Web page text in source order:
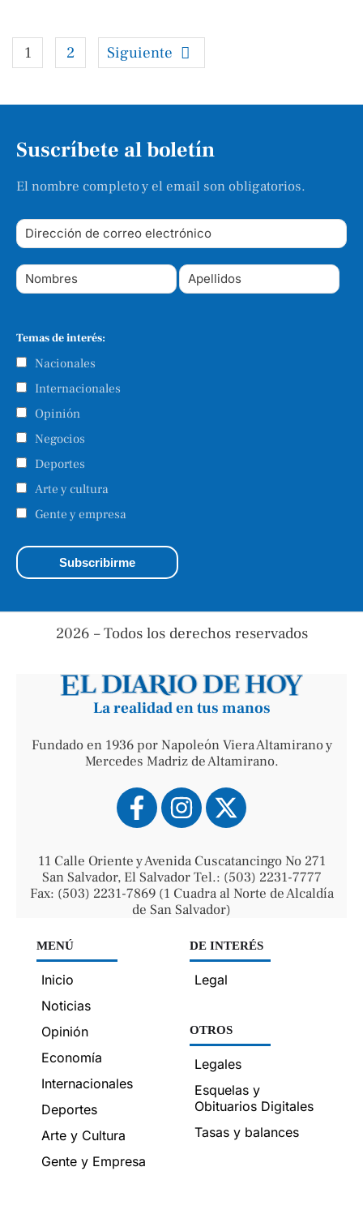
1 2 Siguiente
Suscríbete al boletín
El nombre completo y el email son obligatorios.
Temas de interés:
Nacionales
Internacionales
Opinión
Negocios
Deportes
Arte y cultura
Gente y empresa
2026 – Todos los derechos reservados
La realidad en tus manos
Fundado en 1936 por Napoleón Viera Altamirano y
Mercedes Madriz de Altamirano.
11 Calle Oriente y Avenida Cuscatancingo No 271
San Salvador, El Salvador Tel.: (503) 2231-7777
Fax: (503) 2231-7869 (1 Cuadra al Norte de Alcaldía
de San Salvador)
MENÚ
Inicio
Noticias
Opinión
Economía
Internacionales
Deportes
Arte y Cultura
Gente y Empresa
DE INTERÉS
Legal
OTROS
Legales
Esquelas y
Obituarios Digitales
Tasas y balances